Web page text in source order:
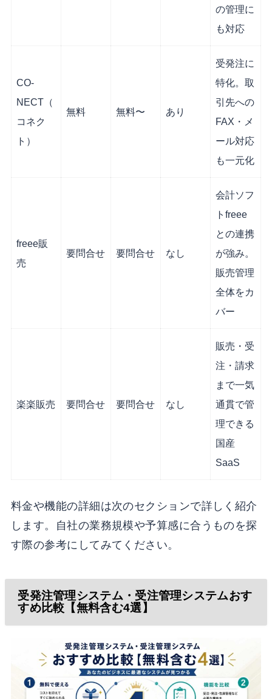
の管理に
も対応
CO-
NECT（
コネク
ト）
無料 無料〜 あり
受発注に
特化。取
引先への
FAX・メ
ール対応
も一元化
freee販
売
要問合せ 要問合せ なし
会計ソフ
トfreee
との連携
が強み。
販売管理
全体をカ
バー
楽楽販売 要問合せ 要問合せ なし
販売・受
注・請求
まで一気
通貫で管
理できる
国産
SaaS
料金や機能の詳細は次のセクションで詳しく紹介
します。自社の業務規模や予算感に合うものを探
す際の参考にしてみてください。
受発注管理システム・受注管理システムおす
すめ比較【無料含む4選】